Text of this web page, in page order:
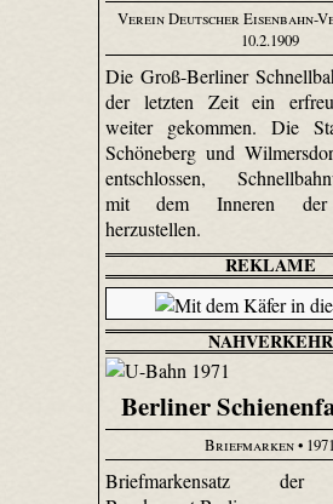
Verein Deutscher Eisenbahn-
10.2.1909
Die Groß-Berliner
der letzten Zeit ein
weiter gekommen. Die
Schöneberg und
entschlossen,
mit dem Inneren der
herzustellen.
REKLAME
NAHVERKEHR
Berliner
Briefmarken• 1971
Briefmarkensatz der